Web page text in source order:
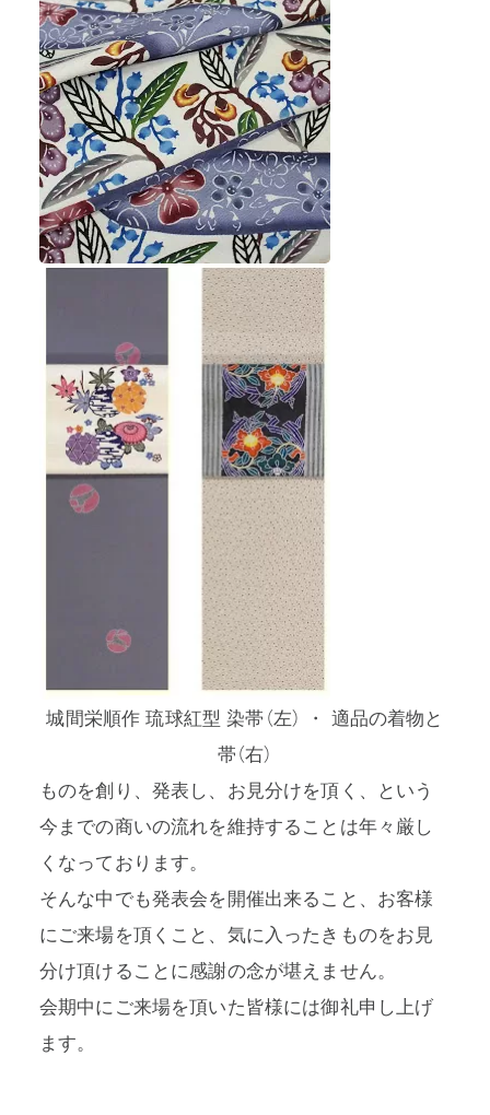
城間栄順作 琉球紅型 染帯（左） ・ 適品の着物と
帯（右）
ものを創り、発表し、お見分けを頂く、という
今までの商いの流れを維持することは年々厳し
くなっております。
そんな中でも発表会を開催出来ること、お客様
にご来場を頂くこと、気に入ったきものをお見
分け頂けることに感謝の念が堪えません。
会期中にご来場を頂いた皆様には御礼申し上げ
ます。